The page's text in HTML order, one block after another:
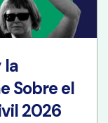
la
Sobre el
2026